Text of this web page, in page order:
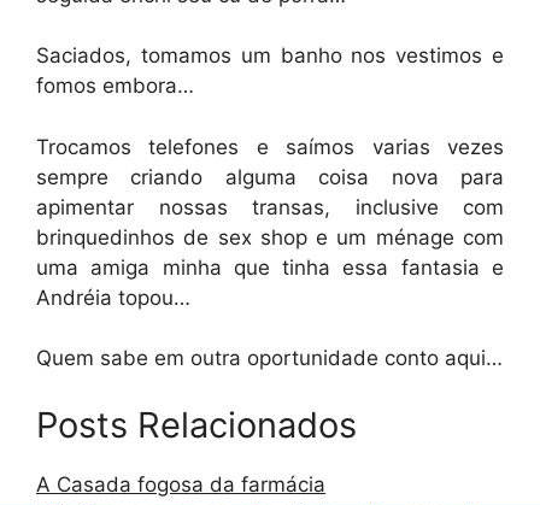
Saciados, tomamos um banho nos vestimos e
fomos embora…
Trocamos telefones e saímos varias vezes
sempre criando alguma coisa nova para
apimentar nossas transas, inclusive com
brinquedinhos de sex shop e um ménage com
uma amiga minha que tinha essa fantasia e
Andréia topou…
Quem sabe em outra oportunidade conto aqui…
Posts Relacionados
A Casada fogosa da farmácia